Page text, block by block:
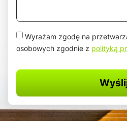
Wyrażam zgodę na
osobowych zgodnie z polityką